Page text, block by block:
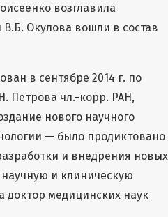
возглавила
Окулова вошли в состав
в сентябре 2014 г. по
Петрова чл.-корр. РАН,
нового научного
— было продиктовано
и внедрения новых
и клиническую
доктор медицинских наук